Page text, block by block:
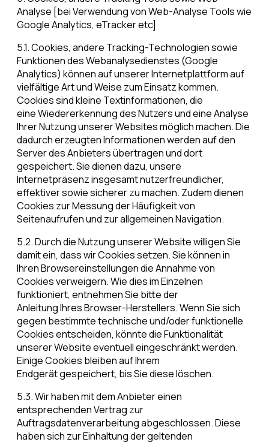
Analyse [bei Verwendung von Web-Analyse Tools wie
Google Analytics, eTracker etc]
5.1. Cookies, andere Tracking-Technologien sowie
Funktionen des Webanalysedienstes (Google
Analytics) können auf unserer Internetplattform auf
vielfältige Art und Weise zum Einsatz kommen.
Cookies sind kleine Textinformationen, die
eine Wiedererkennung des Nutzers und eine Analyse
Ihrer Nutzung unserer Websites möglich machen. Die
dadurch erzeugten Informationen werden auf den
Server des Anbieters übertragen und dort
gespeichert. Sie dienen dazu, unsere
Internetpräsenz insgesamt nutzerfreundlicher,
effektiver sowie sicherer zu machen. Zudem dienen
Cookies zur Messung der Häufigkeit von
Seitenaufrufen und zur allgemeinen Navigation.
5.2. Durch die Nutzung unserer Website willigen Sie
damit ein, dass wir Cookies setzen. Sie können in
Ihren Browsereinstellungen die Annahme von
Cookies verweigern. Wie dies im Einzelnen
funktioniert, entnehmen Sie bitte der
Anleitung Ihres Browser-Herstellers. Wenn Sie sich
gegen bestimmte technische und/oder funktionelle
Cookies entscheiden, könnte die Funktionalität
unserer Website eventuell eingeschränkt werden.
Einige Cookies bleiben auf Ihrem
Endgerät gespeichert, bis Sie diese löschen.
5.3. Wir haben mit dem Anbieter einen
entsprechenden Vertrag zur
Auftragsdatenverarbeitung abgeschlossen. Diese
haben sich zur Einhaltung der geltenden